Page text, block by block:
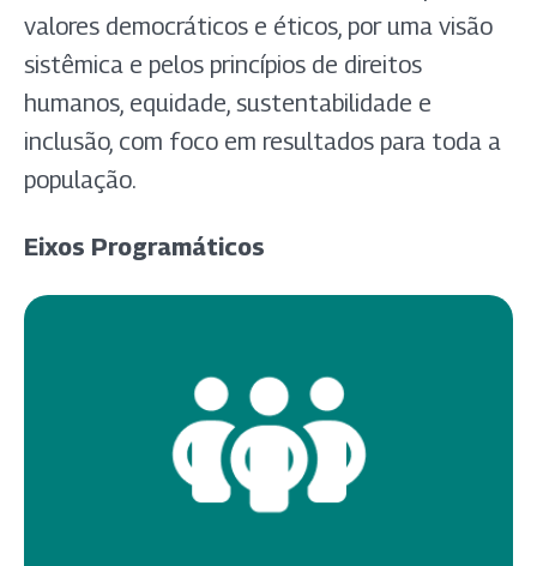
valores democráticos e éticos, por uma visão
sistêmica e pelos princípios de direitos
humanos, equidade, sustentabilidade e
inclusão, com foco em resultados para toda a
população.
Eixos Programáticos